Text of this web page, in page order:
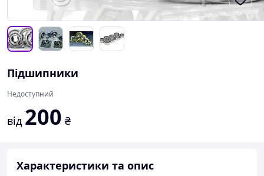
Підшипники
Недоступний
від 200 ₴
Характеристики та опис